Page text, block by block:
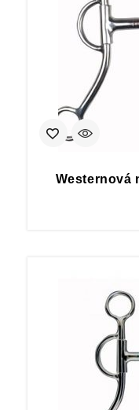
Westernová